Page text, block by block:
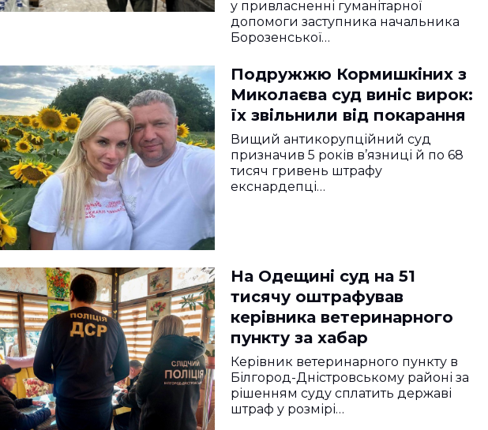
у привласненні гуманітарної
допомоги заступника начальника
Борозенської…
Подружжю Кормишкіних з
Миколаєва суд виніс вирок:
їх звільнили від покарання
Вищий антикорупційний суд
призначив 5 років в’язниці й по 68
тисяч гривень штрафу
екснардепці…
На Одещині суд на 51
тисячу оштрафував
керівника ветеринарного
пункту за хабар
Керівник ветеринарного пункту в
Білгород-Дністровському районі за
рішенням суду сплатить державі
штраф у розмірі…